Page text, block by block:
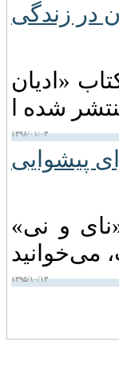
در زندگی
«ادیان
۱۳۹۶/۰۱/۰۳
و نی»
۱۳۹۵/۱۰/۱۳